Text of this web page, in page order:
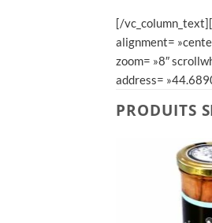
[/
alignment=
zoom= »8″
address=
PRODUITS